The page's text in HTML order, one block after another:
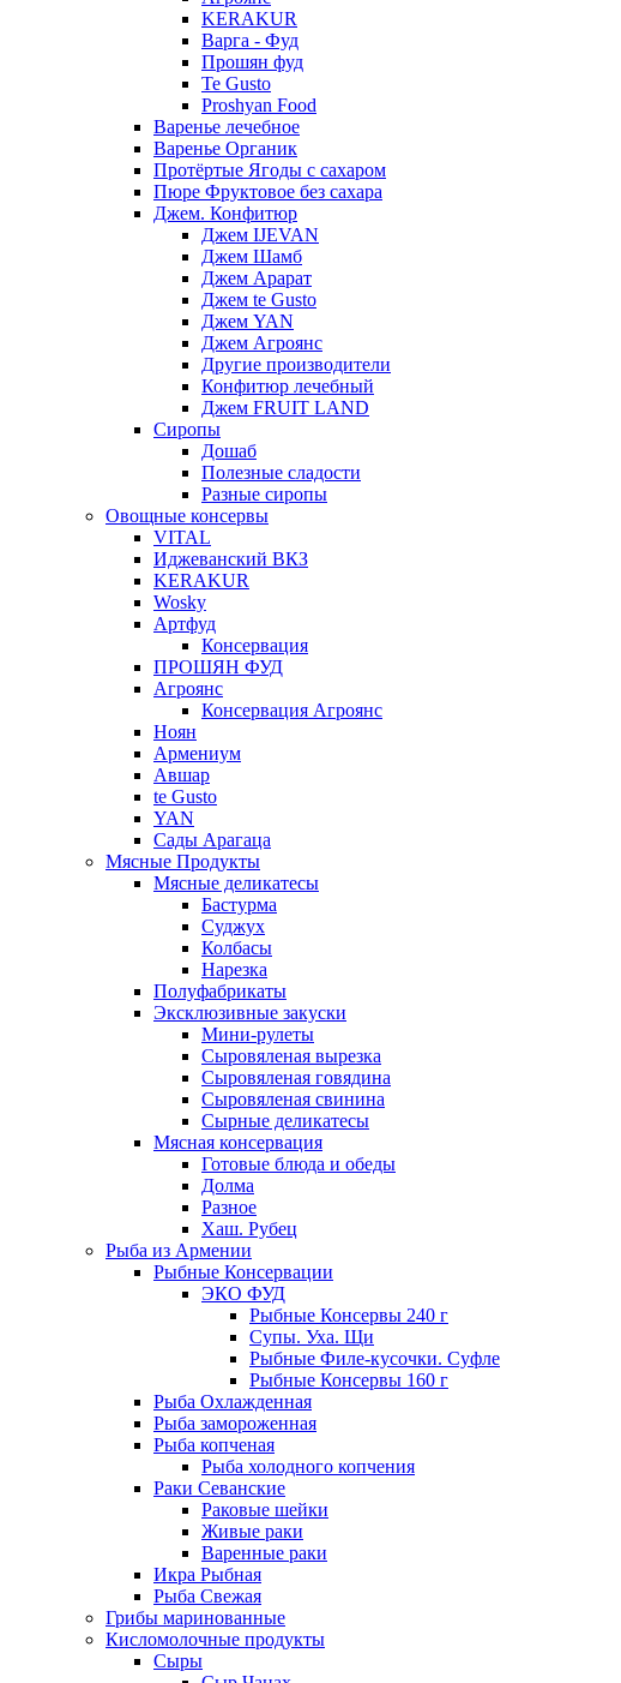
KERAKUR
Варга - Фуд
Прошян фуд
Te Gusto
Proshyan Food
Варенье лечебное
Варенье Органик
Протёртые Ягоды с сахаром
Пюре Фруктовое без сахара
Джем. Конфитюр
Джем IJEVAN
Джем Шамб
Джем Арарат
Джем te Gusto
Джем YAN
Джем Агроянс
Другие производители
Конфитюр лечебный
Джем FRUIT LAND
Сиропы
Дошаб
Полезные сладости
Разные сиропы
Овощные консервы
VITAL
Иджеванский ВКЗ
KERAKUR
Wosky
Артфуд
Консервация
ПРОШЯН ФУД
Агроянс
Консервация Агроянс
Ноян
Армениум
Авшар
te Gusto
YAN
Сады Арагаца
Мясные Продукты
Мясные деликатесы
Бастурма
Суджух
Колбасы
Нарезка
Полуфабрикаты
Эксклюзивные закуски
Мини-рулеты
Сыровяленая вырезка
Сыровяленая говядина
Сыровяленая свинина
Сырные деликатесы
Мясная консервация
Готовые блюда и обеды
Долма
Разное
Хаш. Рубец
Рыба из Армении
Рыбные Консервации
ЭКО ФУД
Рыбные Консервы 240 г
Супы. Уха. Щи
Рыбные Филе-кусочки. Суфле
Рыбные Консервы 160 г
Рыба Охлажденная
Рыба замороженная
Рыба копченая
Рыба холодного копчения
Раки Севанские
Раковые шейки
Живые раки
Варенные раки
Икра Рыбная
Рыба Свежая
Грибы маринованные
Кисломолочные продукты
Сыры